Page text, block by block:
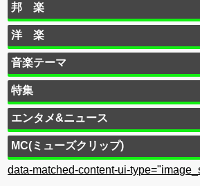
邦 楽
洋 楽
音楽テーマ
特集
エンタメ&ニュース
MC(ミューズクリップ)
data-matched-content-ui-